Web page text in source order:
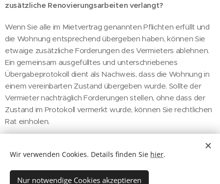
zusätzliche Renovierungsarbeiten verlangt?
Wenn Sie alle im Mietvertrag genannten Pflichten erfüllt und
die Wohnung entsprechend übergeben haben, können Sie
etwaige zusätzliche Forderungen des Vermieters ablehnen.
Ein gemeinsam ausgefülltes und unterschriebenes
Übergabeprotokoll dient als Nachweis, dass die Wohnung in
einem vereinbarten Zustand übergeben wurde. Sollte der
Vermieter nachträglich Forderungen stellen, ohne dass der
Zustand im Protokoll vermerkt wurde, können Sie rechtlichen
Rat einholen.
Share
Wir verwenden Cookies. Details finden Sie hier.
Nur notwendige Cookies akzeptieren